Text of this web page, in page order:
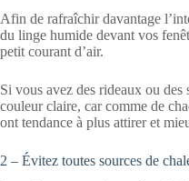
Afin de rafraîchir davantage
du linge humide devant vos
petit courant d’air.
Si vous avez des rideaux ou des
couleur claire, car comme de
ont tendance à plus attirer et
2 – Évitez toutes sources de